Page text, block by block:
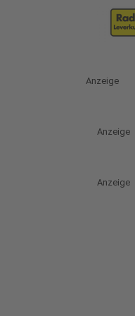
Anzeige
Anzeige
Anzeige